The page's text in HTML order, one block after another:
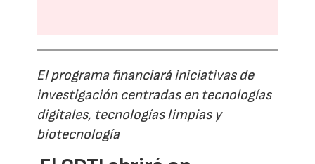
El programa financiará iniciativas de
investigación centradas en tecnologías
digitales, tecnologías limpias y
biotecnología